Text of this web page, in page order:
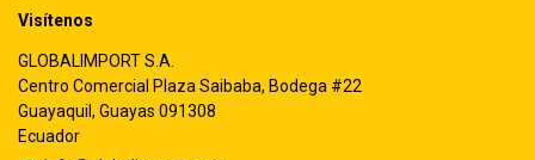
Visítenos
GLOBALIMPORT S.A.
Centro Comercial Plaza Saibaba, Bodega #22
Guayaquil, Guayas 091308
Ecuador